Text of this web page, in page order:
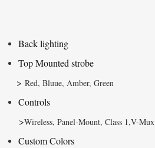
Back lighting
Top Mounted strobe
> Red, Bluue, Amber, Green
Controls
>Wireless, Panel-Mount, Class 1,V-Mux
Custom Colors